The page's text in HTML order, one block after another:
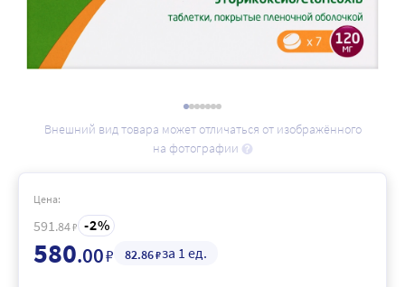
Внешний вид товара может отличаться от изображённого
на фотографии
Цена:
591 .84₽ 2
580.00₽ 82.86₽за 1 ед.